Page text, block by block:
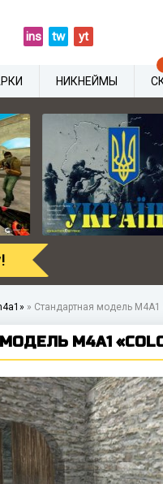
» Стандартная модель M4A1
M4A1
ins tw yt
НИКНЕЙМЫ